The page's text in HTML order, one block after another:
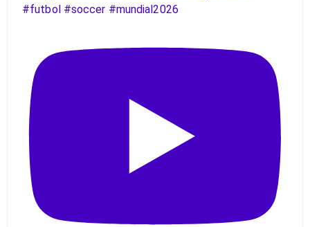
#futbol #soccer #mundial2026